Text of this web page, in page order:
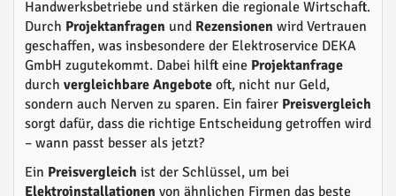
Handwerksbetriebe und stärken die regionale Wirtschaft.
Durch Projektanfragen und Rezensionen wird Vertrauen
geschaffen, was insbesondere der Elektroservice DEKA
GmbH zugutekommt. Dabei hilft eine Projektanfrage
durch vergleichbare Angebote oft, nicht nur Geld,
sondern auch Nerven zu sparen. Ein fairer Preisvergleich
sorgt dafür, dass die richtige Entscheidung getroffen wird
– wann passt besser als jetzt?
Ein Preisvergleich ist der Schlüssel, um bei
Elektroinstallationen von ähnlichen Firmen das beste